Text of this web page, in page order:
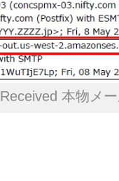
Received 本物メ